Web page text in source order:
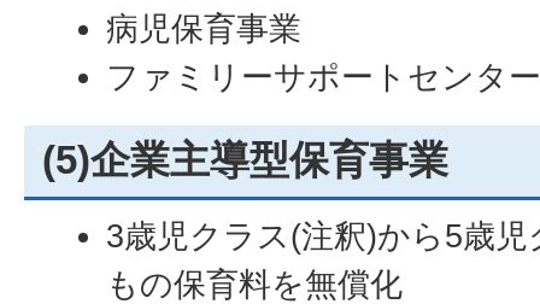
病児保育事業
ファミリーサポートセンタ
(5)企業主導型保育事業
3歳児クラス(注釈)から5歳
もの保育料を無償化